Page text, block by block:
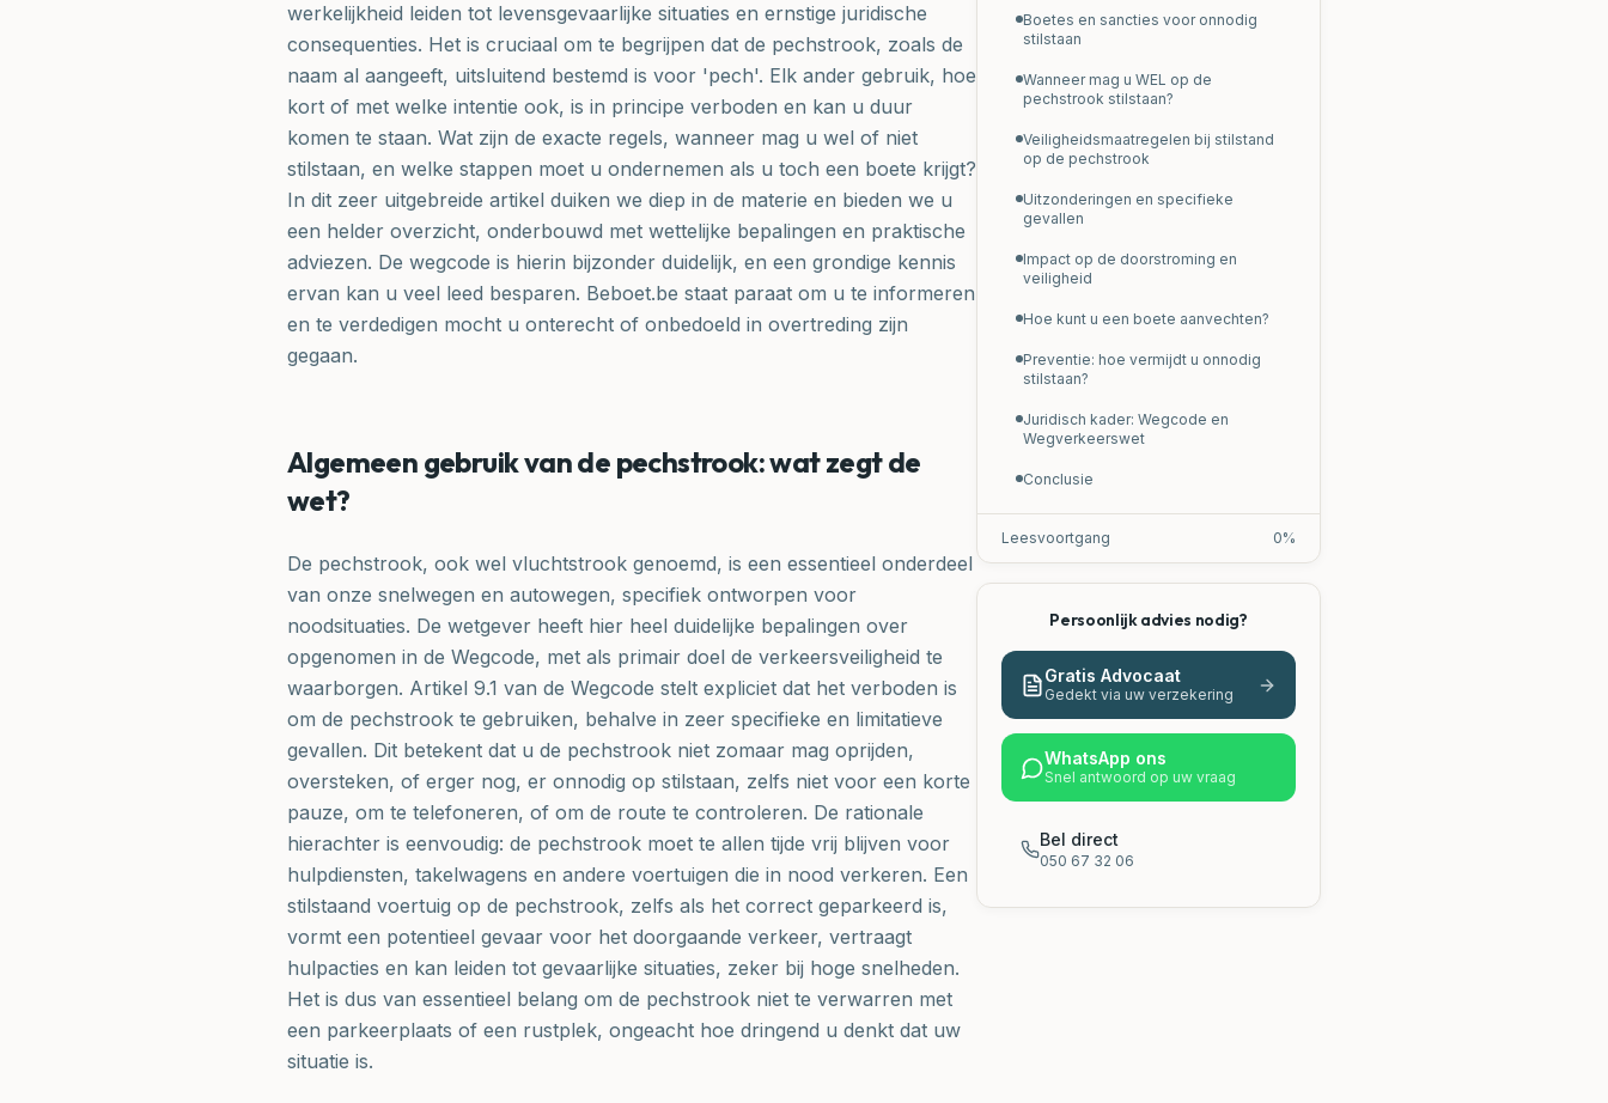
werkelijkheid leiden tot levensgevaarlijke situaties en ernstige juridische
consequenties. Het is cruciaal om te begrijpen dat de pechstrook, zoals de
naam al aangeeft, uitsluitend bestemd is voor 'pech'. Elk ander gebruik, hoe
kort of met welke intentie ook, is in principe verboden en kan u duur
komen te staan. Wat zijn de exacte regels, wanneer mag u wel of niet
stilstaan, en welke stappen moet u ondernemen als u toch een boete krijgt?
In dit zeer uitgebreide artikel duiken we diep in de materie en bieden we u
een helder overzicht, onderbouwd met wettelijke bepalingen en praktische
adviezen. De wegcode is hierin bijzonder duidelijk, en een grondige kennis
ervan kan u veel leed besparen. Beboet.be staat paraat om u te informeren
en te verdedigen mocht u onterecht of onbedoeld in overtreding zijn
gegaan.
Algemeen gebruik van de pechstrook: wat zegt de
wet?
De pechstrook, ook wel vluchtstrook genoemd, is een essentieel onderdeel
van onze snelwegen en autowegen, specifiek ontworpen voor
noodsituaties. De wetgever heeft hier heel duidelijke bepalingen over
opgenomen in de Wegcode, met als primair doel de verkeersveiligheid te
waarborgen. Artikel 9.1 van de Wegcode stelt expliciet dat het verboden is
om de pechstrook te gebruiken, behalve in zeer specifieke en limitatieve
gevallen. Dit betekent dat u de pechstrook niet zomaar mag oprijden,
oversteken, of erger nog, er onnodig op stilstaan, zelfs niet voor een korte
pauze, om te telefoneren, of om de route te controleren. De rationale
hierachter is eenvoudig: de pechstrook moet te allen tijde vrij blijven voor
hulpdiensten, takelwagens en andere voertuigen die in nood verkeren. Een
stilstaand voertuig op de pechstrook, zelfs als het correct geparkeerd is,
vormt een potentieel gevaar voor het doorgaande verkeer, vertraagt
hulpacties en kan leiden tot gevaarlijke situaties, zeker bij hoge snelheden.
Het is dus van essentieel belang om de pechstrook niet te verwarren met
een parkeerplaats of een rustplek, ongeacht hoe dringend u denkt dat uw
situatie is.
Boetes en sancties voor onnodig
stilstaan
Wanneer mag u WEL op de
pechstrook stilstaan?
Veiligheidsmaatregelen bij stilstand
op de pechstrook
Uitzonderingen en specifieke
gevallen
Impact op de doorstroming en
veiligheid
Hoe kunt u een boete aanvechten?
Preventie: hoe vermijdt u onnodig
stilstaan?
Juridisch kader: Wegcode en
Wegverkeerswet
Conclusie
Leesvoortgang 0%
Persoonlijk advies nodig?
Gratis Advocaat
Gedekt via uw verzekering
WhatsApp ons
Snel antwoord op uw vraag
Bel direct
050 67 32 06